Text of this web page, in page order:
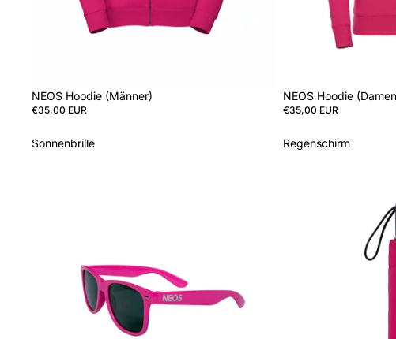
NEOS Hoodie (Männer)
€35,00 EUR
NEOS Hoodie
€35,00 EUR
Sonnenbrille Regenschirm